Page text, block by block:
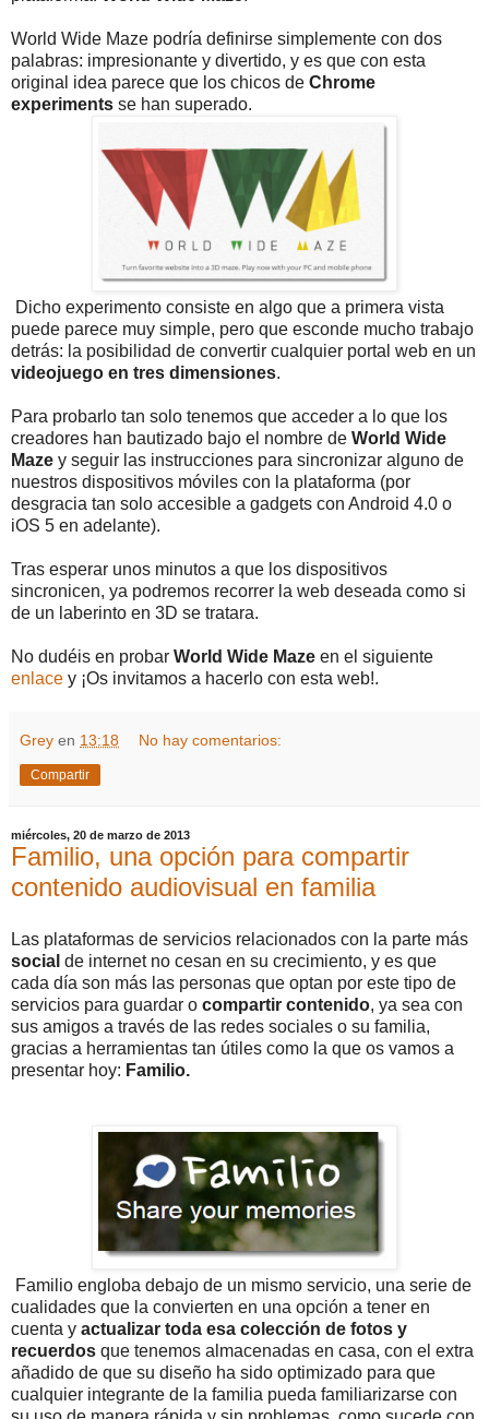
World Wide Maze podría definirse simplemente con dos
palabras: impresionante y divertido, y es que con esta
original idea parece que los chicos de Chrome
experiments se han superado.
Dicho experimento consiste en algo que a primera vista
puede parece muy simple, pero que esconde mucho trabajo
detrás: la posibilidad de convertir cualquier portal web en un
videojuego en tres dimensiones.
Para probarlo tan solo tenemos que acceder a lo que los
creadores han bautizado bajo el nombre de World Wide
Maze y seguir las instrucciones para sincronizar alguno de
nuestros dispositivos móviles con la plataforma (por
desgracia tan solo accesible a gadgets con Android 4.0 o
iOS 5 en adelante).
Tras esperar unos minutos a que los dispositivos
sincronicen, ya podremos recorrer la web deseada como si
de un laberinto en 3D se tratara.
No dudéis en probar World Wide Maze en el siguiente
enlace y ¡Os invitamos a hacerlo con esta web!.
Grey en 13:18 No hay comentarios:
Compartir
miércoles, 20 de marzo de 2013
Familio, una opción para compartir
contenido audiovisual en familia
Las plataformas de servicios relacionados con la parte más
social de internet no cesan en su crecimiento, y es que
cada día son más las personas que optan por este tipo de
servicios para guardar o compartir contenido, ya sea con
sus amigos a través de las redes sociales o su familia,
gracias a herramientas tan útiles como la que os vamos a
presentar hoy: Familio.
Familio engloba debajo de un mismo servicio, una serie de
cualidades que la convierten en una opción a tener en
cuenta y actualizar toda esa colección de fotos y
recuerdos que tenemos almacenadas en casa, con el extra
añadido de que su diseño ha sido optimizado para que
cualquier integrante de la familia pueda familiarizarse con